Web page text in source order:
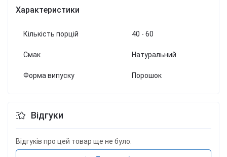
Характеристики
Кількість порцій 40 - 60
Смак Натуральний
Форма випуску Порошок
Відгуки
Відгуків про цей товар ще не було.